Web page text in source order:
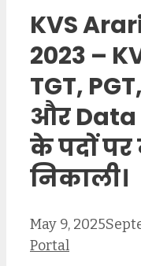
KVS
2023 –
TGT,
और Data
के पदों पर
निकाली।
May 9, 2025
Portal